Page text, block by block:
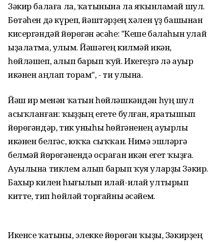
Зәкир балаға ла, ҡатынына ла яҡынламай шул.
Бөтәһен дә күреп, йәштәрҙең хәлен үҙ башынан
кисергәндәй йөрөгән әсәһе: "Кеше балаһын улай
ыҙалатма, улым. Йәшәгең килмәй икән,
һөйләшеп, алып барып ҡуй. Икегеҙгә лә ауыр
икәнен аңлап торам", - ти улына.
Йәш ир менән ҡатын һөйләшкәндән һуң шул
асыҡланған: ҡыҙҙың егете булған, яратышып
йөрөгәндәр, тик уныһы һөйгәненең ауырлы
икәнен белгәс, юҡҡа сыҡҡан. Нимә эшләргә
белмәй йөрөгәнендә осраған икән егет ҡыҙға.
Ауылына тиклем алып барып ҡуя уларҙы Зәкир.
Бахыр килен һығылып илай-илай ултырып
китте, тип һөйләй торғайны әсәйем.
Икенсе ҡатыны, элекке йөрөгән ҡыҙы, Зәкирҙең